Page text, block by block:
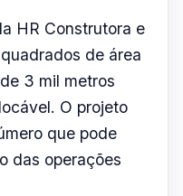
HR Construtora e
de área
3 mil metros
O projeto
que pode
das operações